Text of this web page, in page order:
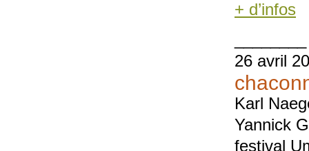
+ d’infos
26 avril
Karl
Yannick
festival